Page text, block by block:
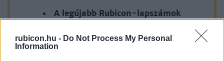
rubicon.hu - Do Not Process My Personal
Information
legfontosabb feltételnek kellett bekövetkeznie: a háborús
A legújabb Rubicon-lapszámok
Több mint 370 korábbi lapszámunk